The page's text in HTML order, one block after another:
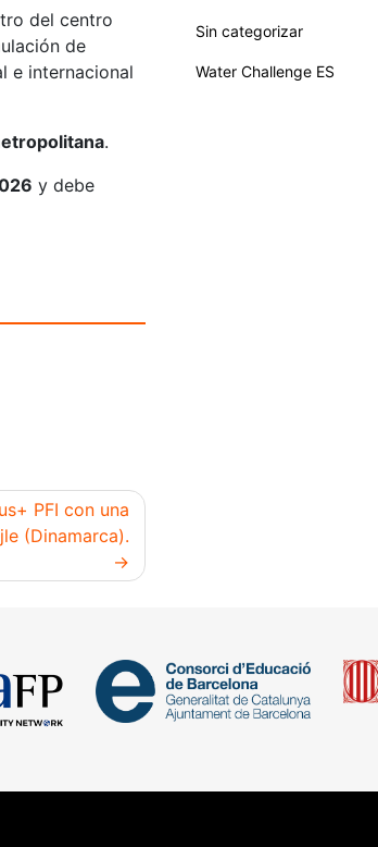
del centro
de
e internacional
.
y debe
PFI con una
(Dinamarca).
Sin categorizar
Water Challenge ES